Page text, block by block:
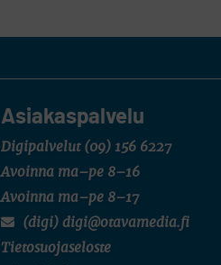
Asiakaspalvelu
Digipalvelut (09) 156 6227
Avoinna ma–pe 8–16
Avoinna ma–pe 8–17
(digi) digi@otavamedia.fi
Tietosuojaseloste